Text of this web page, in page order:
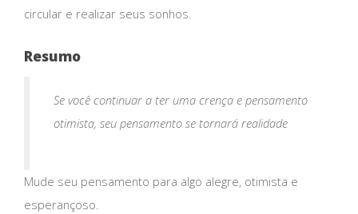
circular e realizar seus sonhos.
Resumo
Se você continuar a ter uma crença e pensamento
otimista, seu pensamento se tornará realidade
Mude seu pensamento para algo alegre, otimista e
esperançoso.